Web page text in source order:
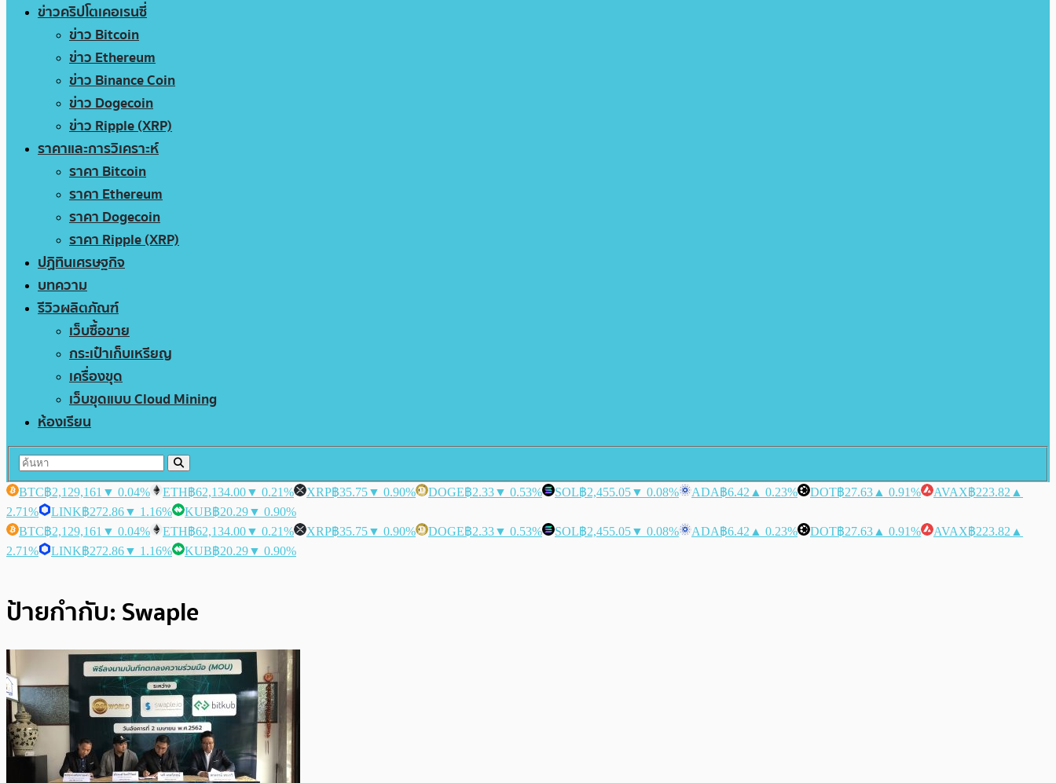
ข่าวคริปโตเคอเรนซี่
ข่าว Bitcoin
ข่าว Ethereum
ข่าว Binance Coin
ข่าว Dogecoin
ข่าว Ripple (XRP)
ราคาและการวิเคราะห์
ราคา Bitcoin
ราคา Ethereum
ราคา Dogecoin
ราคา Ripple (XRP)
ปฏิทินเศรษฐกิจ
บทความ
รีวิวผลิตภัณฑ์
เว็บซื้อขาย
กระเป๋าเก็บเหรียญ
เครื่องขุด
เว็บขุดแบบ Cloud Mining
ห้องเรียน
BTC฿2,129,161 ▼ 0.04% ETH฿62,134.00▼ 0.21% XRP฿35.75▼ 0.90% DOGE฿2.33▼ 0.53% SOL฿2,455.05▼ 0.08% ADA฿6.42 ▲ 0.23% DOT฿27.63 ▲ 0.91% AVAX฿223.82 ▲
2.71%
LINK฿272.86▼ 1.16% KUB฿20.29▼ 0.90%
BTC฿2,129,161 ▼ 0.04% ETH฿62,134.00▼ 0.21% XRP฿35.75▼ 0.90% DOGE฿2.33▼ 0.53% SOL฿2,455.05▼ 0.08% ADA฿6.42 ▲ 0.23% DOT฿27.63 ▲ 0.91% AVAX฿223.82 ▲
2.71%
LINK฿272.86▼ 1.16% KUB฿20.29▼ 0.90%
ป้ายกำกับ: Swaple